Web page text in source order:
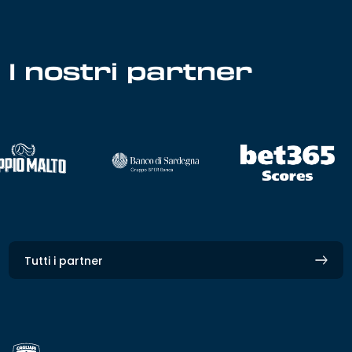
I nostri partner
Tutti i partner